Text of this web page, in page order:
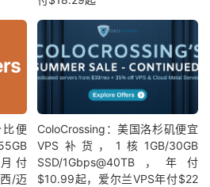
比便
付
/迈
ColoCrossing：美国洛杉矶便宜
VPS补货，1核1GB/30GB
SSD/1Gbps@40TB，年付
$10.99起，爱尔兰VPS年付$22